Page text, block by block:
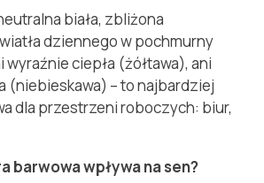
biała, zbliżona
dziennego w pochmurny
wyraźnie ciepła (żółtawa), ani
(niebieskawa) – to najbardziej
dla przestrzeni roboczych: biur,
barwowa wpływa na sen?